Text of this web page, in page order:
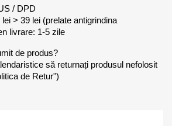
/ DPD
> 39 lei (prelate antigrindina
livrare: 1-5 zile
de produs?
să returnați produsul nefolosit
de Retur")